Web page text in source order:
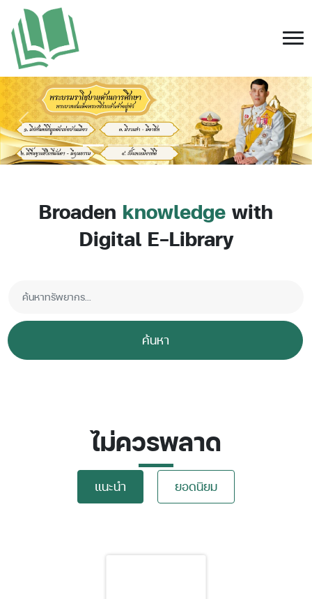
Previous Next
Broaden knowledge with
Digital E-Library
ค้นหา
ไม่ควรพลาด
แนะนำ ยอดนิยม